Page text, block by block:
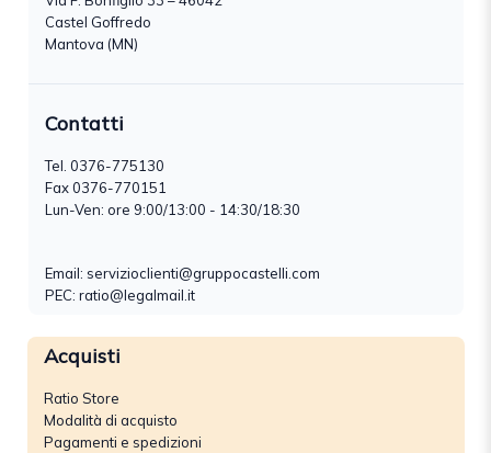
Castel Goffredo
Mantova (MN)
Contatti
Tel. 0376-775130
Fax 0376-770151
Lun-Ven: ore 9:00/13:00 - 14:30/18:30
Email: servizioclienti@gruppocastelli.com
PEC: ratio@legalmail.it
Acquisti
Ratio Store
Modalità di acquisto
Pagamenti e spedizioni